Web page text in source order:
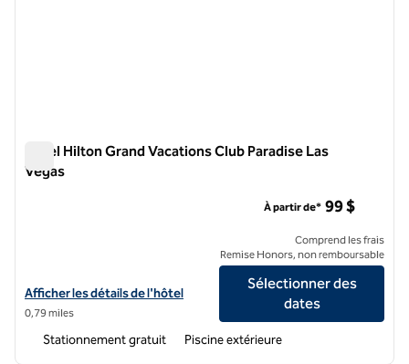
Hôtel Hilton Grand Vacations Club Paradise Las
Vegas
Afficher les détails de l'hôtel Hilton Grand Vacations Club Paradise
Afficher les détails de l'hôtel
0,79 miles
À partir de* 99 $
Comprend les frais
Remise Honors, non remboursable
Sélectionner des
dates
Stationnement gratuit Piscine extérieure